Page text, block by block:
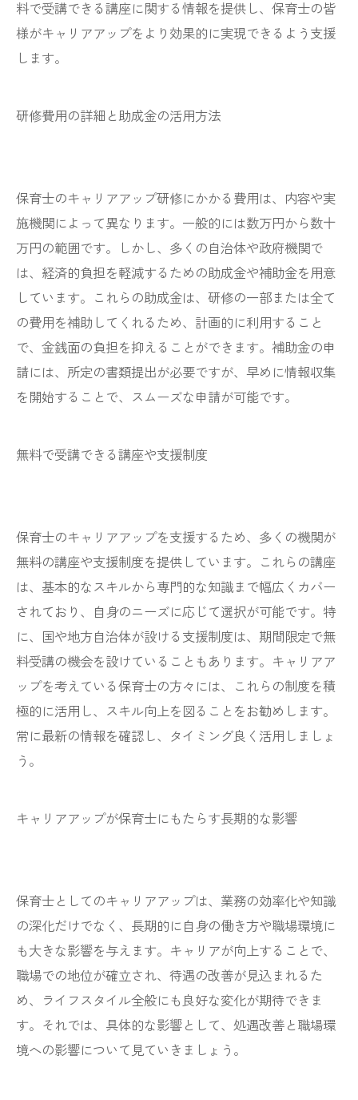
料で受講できる講座に関する情報を提供し、保育士の皆
様がキャリアアップをより効果的に実現できるよう支援
します。
研修費用の詳細と助成金の活用方法
保育士のキャリアアップ研修にかかる費用は、内容や実
施機関によって異なります。一般的には数万円から数十
万円の範囲です。しかし、多くの自治体や政府機関で
は、経済的負担を軽減するための助成金や補助金を用意
しています。これらの助成金は、研修の一部または全て
の費用を補助してくれるため、計画的に利用すること
で、金銭面の負担を抑えることができます。補助金の申
請には、所定の書類提出が必要ですが、早めに情報収集
を開始することで、スムーズな申請が可能です。
無料で受講できる講座や支援制度
保育士のキャリアアップを支援するため、多くの機関が
無料の講座や支援制度を提供しています。これらの講座
は、基本的なスキルから専門的な知識まで幅広くカバー
されており、自身のニーズに応じて選択が可能です。特
に、国や地方自治体が設ける支援制度は、期間限定で無
料受講の機会を設けていることもあります。キャリアア
ップを考えている保育士の方々には、これらの制度を積
極的に活用し、スキル向上を図ることをお勧めします。
常に最新の情報を確認し、タイミング良く活用しましょ
う。
キャリアアップが保育士にもたらす長期的な影響
保育士としてのキャリアアップは、業務の効率化や知識
の深化だけでなく、長期的に自身の働き方や職場環境に
も大きな影響を与えます。キャリアが向上することで、
職場での地位が確立され、待遇の改善が見込まれるた
め、ライフスタイル全般にも良好な変化が期待できま
す。それでは、具体的な影響として、処遇改善と職場環
境への影響について見ていきましょう。